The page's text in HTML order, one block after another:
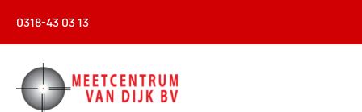
naar
de
inhoud
0318-43 03 13